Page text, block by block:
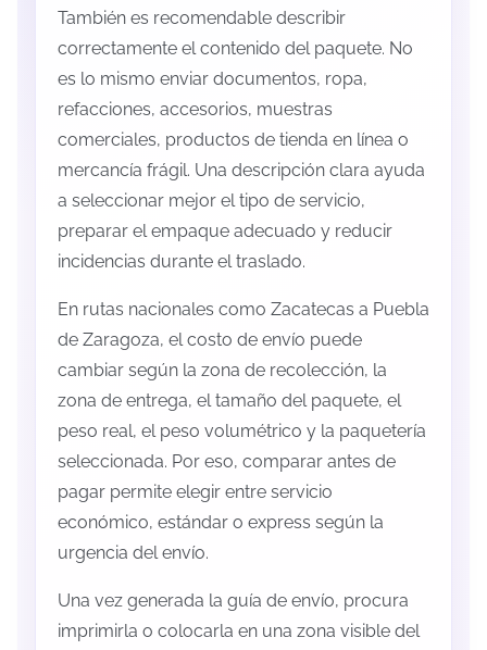
También es recomendable describir
correctamente el contenido del paquete. No
es lo mismo enviar documentos, ropa,
refacciones, accesorios, muestras
comerciales, productos de tienda en línea o
mercancía frágil. Una descripción clara ayuda
a seleccionar mejor el tipo de servicio,
preparar el empaque adecuado y reducir
incidencias durante el traslado.
En rutas nacionales como Zacatecas a Puebla
de Zaragoza, el costo de envío puede
cambiar según la zona de recolección, la
zona de entrega, el tamaño del paquete, el
peso real, el peso volumétrico y la paquetería
seleccionada. Por eso, comparar antes de
pagar permite elegir entre servicio
económico, estándar o express según la
urgencia del envío.
Una vez generada la guía de envío, procura
imprimirla o colocarla en una zona visible del